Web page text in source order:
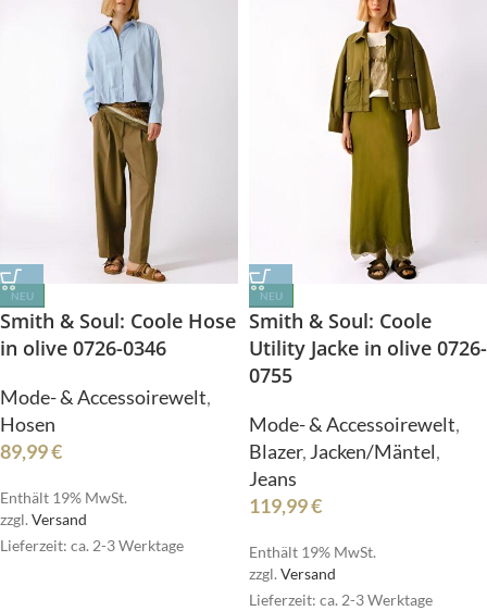
NEU
Smith & Soul: Coole Hose
in olive 0726-0346
Mode- & Accessoirewelt,
Hosen
89,99€
Enthält 19% MwSt.
zzgl. Versand
Lieferzeit: ca. 2-3 Werktage
NEU
Smith & Soul: Coole
Utility Jacke in olive 0726-
0755
Mode- & Accessoirewelt,
Blazer, Jacken/Mäntel,
Jeans
119,99€
Enthält 19% MwSt.
zzgl. Versand
Lieferzeit: ca. 2-3 Werktage